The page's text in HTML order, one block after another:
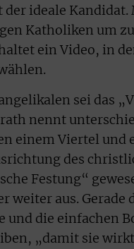
ideale
Katholiken um
ein Video, in
sei das
nennt
einem Viertel und
des
Festung“
aus. Gerade
und die einfachen
„damit sie